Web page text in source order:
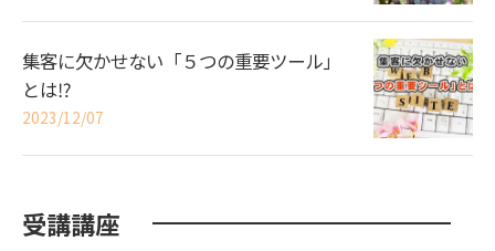
集客に欠かせない「５つの重要ツール」
とは⁉
2023/12/07
受講講座